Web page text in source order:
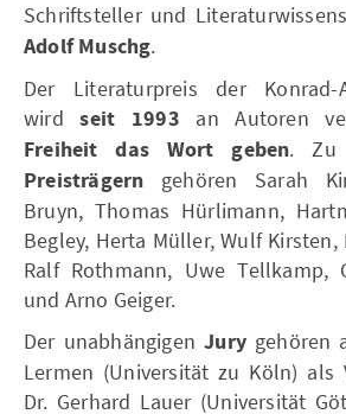
Schriftsteller und
Adolf Muschg.
Der Literaturpreis der Konrad-
wirdseit 1993 an Autoren
Freiheit das Wort geben. Zu
Preisträgern gehören Sarah
Bruyn, Thomas Hürlimann,
Begley, Herta Müller, Wulf
Ralf Rothmann, Uwe Tellkamp,
und Arno Geiger.
Der unabhängigenJurygehören
Lermen (Universität zu Köln) als
Dr. Gerhard Lauer (Universität